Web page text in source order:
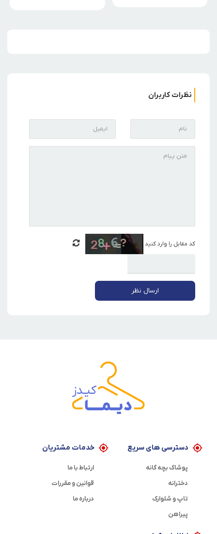
نظرات کاربران
کد مقابل را وارد کنید
ارسال نظر
دسترسی های سریع
پوشاک بچه گانه
دخترانه
تاپ و شلوارک
پیراهن
خدمات مشتریان
ارتباط با ما
قوانین و مقررات
درباره ما